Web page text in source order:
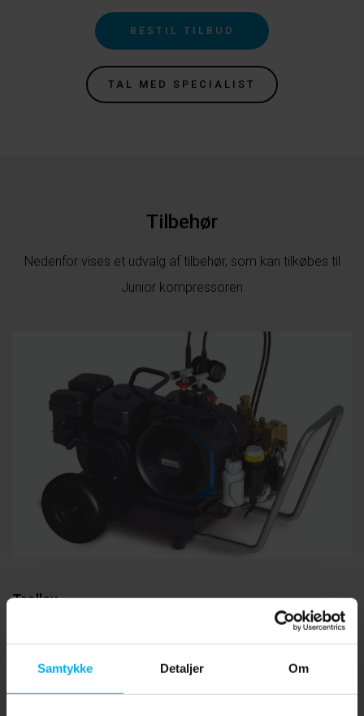
Samtykke Detaljer Om
BESTIL TILBUD
TAL MED SPECIALIST
Tilbehør
Nedenfor vises et udvalg af tilbehør, som kan tilkøbes til
Junior kompressoren
Trolley
Denne transportvogn for Compact-Line enhederne, er
designet til enkel og sikker transport af din kompressor